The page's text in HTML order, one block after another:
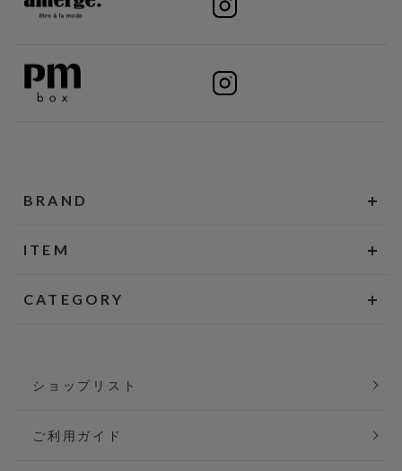
BRAND
ITEM
CATEGORY
ショップリスト
ご利用ガイド